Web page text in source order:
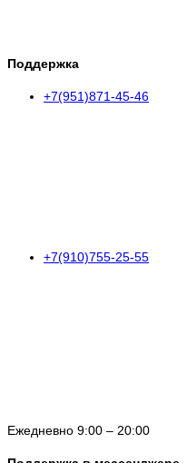
Поддержка
+7(951)871-45-46
+7(910)755-25-55
Ежедневно 9:00 – 20:00